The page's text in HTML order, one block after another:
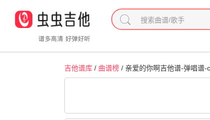
吉他谱库/ 曲谱榜/ 亲爱的你啊吉他谱-弹唱谱-